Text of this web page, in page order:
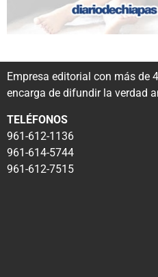
Empresa editorial con más de
encarga de difundir la verdad
TELÉFONOS
961-612-1136
961-614-5744
961-612-7515